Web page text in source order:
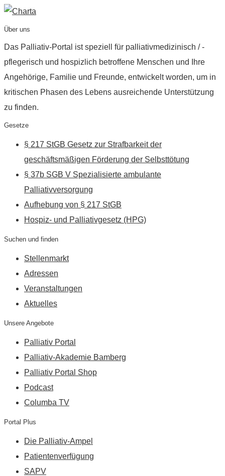
Über uns
Das Palliativ-Portal ist speziell für palliativmedizinisch / -
pflegerisch und hospizlich betroffene Menschen und Ihre
Angehörige, Familie und Freunde, entwickelt worden, um in
kritischen Phasen des Lebens ausreichende Unterstützung
zu finden.
Gesetze
§ 217 StGB Gesetz zur Strafbarkeit der
geschäftsmäßigen Förderung der Selbsttötung
§ 37b SGB V Spezialisierte ambulante
Palliativversorgung
Aufhebung von § 217 StGB
Hospiz- und Palliativgesetz (HPG)
Suchen und finden
Stellenmarkt
Adressen
Veranstaltungen
Aktuelles
Unsere Angebote
Palliativ Portal
Palliativ-Akademie Bamberg
Palliativ Portal Shop
Podcast
Columba TV
Portal Plus
Die Palliativ-Ampel
Patientenverfügung
SAPV